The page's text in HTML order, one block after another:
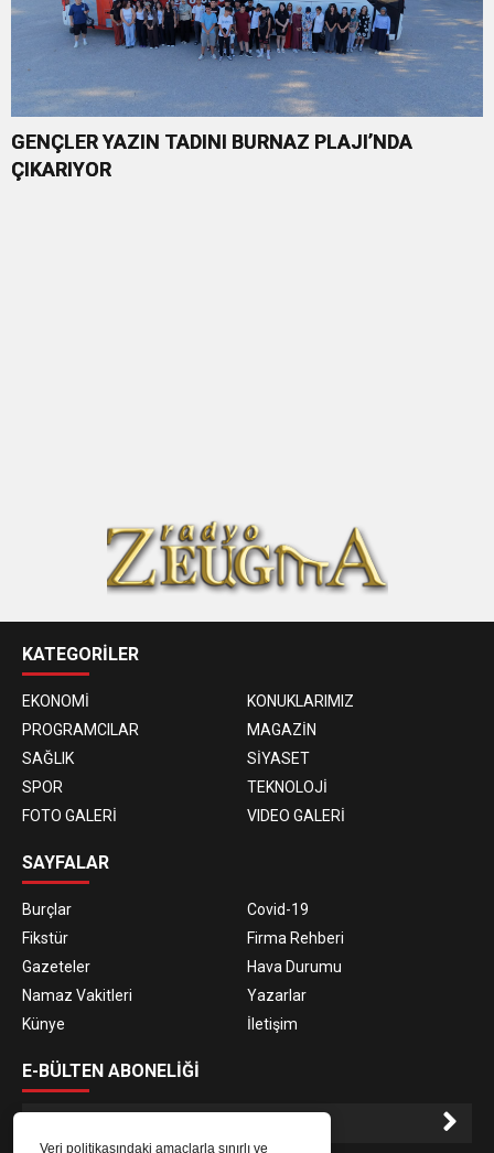
Veri politikasındaki amaçlarla sınırlı ve
GENÇLER YAZIN TADINI BURNAZ PLAJI’NDA
ÇIKARIYOR
KATEGORİLER
EKONOMİ
KONUKLARIMIZ
PROGRAMCILAR
MAGAZİN
SAĞLIK
SİYASET
SPOR
TEKNOLOJİ
FOTO GALERİ
VIDEO GALERİ
SAYFALAR
Burçlar
Covid-19
Fikstür
Firma Rehberi
Gazeteler
Hava Durumu
Namaz Vakitleri
Yazarlar
Künye
İletişim
E-BÜLTEN ABONELİĞİ